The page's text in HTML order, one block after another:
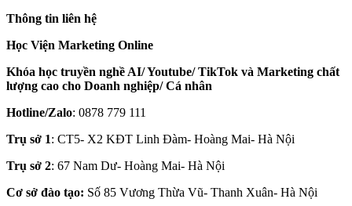
Thông tin liên hệ
Học Viện Marketing Online
Khóa học truyền nghề AI/ Youtube/ TikTok và Marketing chất
lượng cao cho Doanh nghiệp/ Cá nhân
Hotline/Zalo: 0878 779 111
Trụ sở 1: CT5- X2 KĐT Linh Đàm- Hoàng Mai- Hà Nội
Trụ sở 2: 67 Nam Dư- Hoàng Mai- Hà Nội
Cơ sở đào tạo: Số 85 Vương Thừa Vũ- Thanh Xuân- Hà Nội